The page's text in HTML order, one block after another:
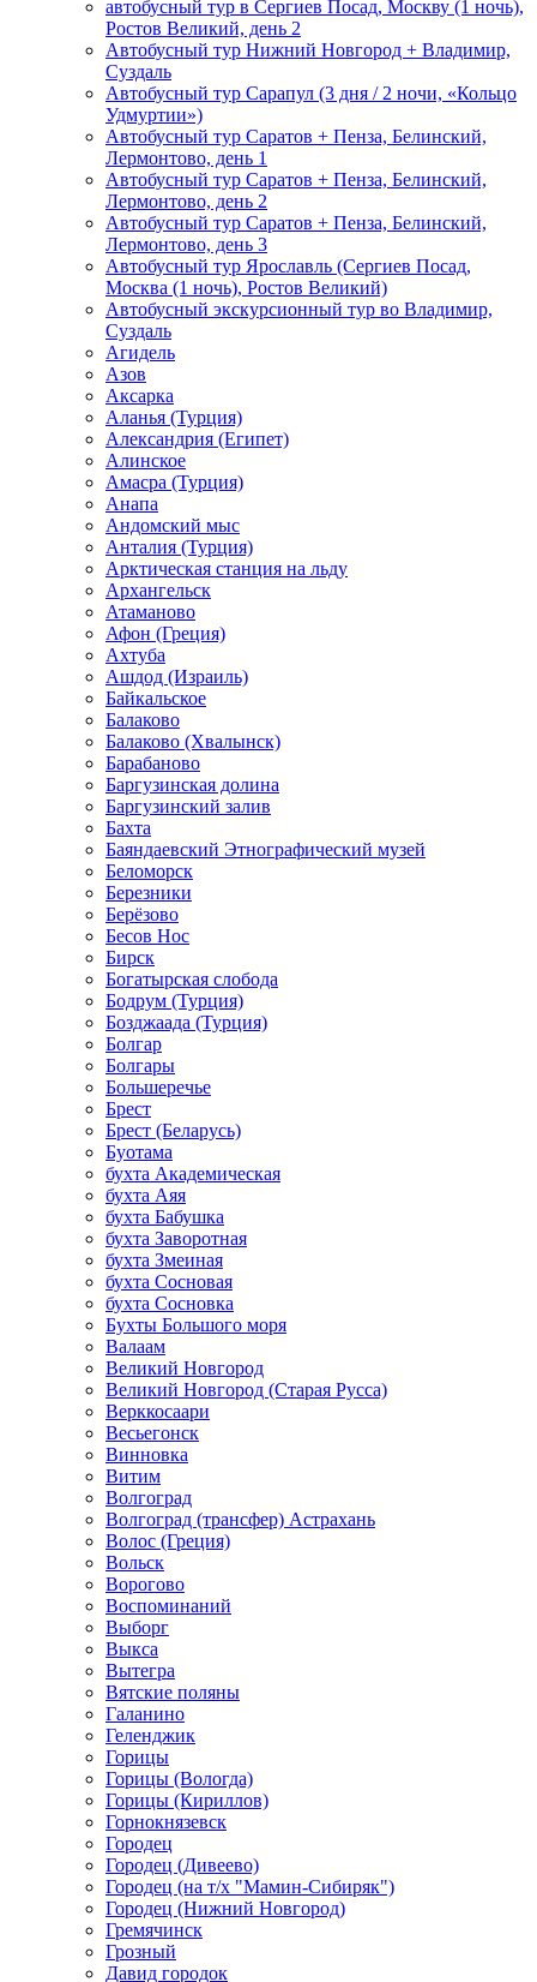
автобусный тур в Сергиев Посад, Москву (1 ночь),
Ростов Великий, день 2
Автобусный тур Нижний Новгород + Владимир,
Суздаль
Автобусный тур Сарапул (3 дня / 2 ночи, «Кольцо
Удмуртии»)
Автобусный тур Саратов + Пенза, Белинский,
Лермонтово, день 1
Автобусный тур Саратов + Пенза, Белинский,
Лермонтово, день 2
Автобусный тур Саратов + Пенза, Белинский,
Лермонтово, день 3
Автобусный тур Ярославль (Сергиев Посад,
Москва (1 ночь), Ростов Великий)
Автобусный экскурсионный тур во Владимир,
Суздаль
Агидель
Азов
Аксарка
Аланья (Турция)
Александрия (Египет)
Алинское
Амасра (Турция)
Анапа
Андомский мыс
Анталия (Турция)
Арктическая станция на льду
Архангельск
Атаманово
Афон (Греция)
Ахтуба
Ашдод (Израиль)
Байкальское
Балаково
Балаково (Хвалынск)
Барабаново
Баргузинская долина
Баргузинский залив
Бахта
Баяндаевский Этнографический музей
Беломорск
Березники
Берёзово
Бесов Нос
Бирск
Богатырская слобода
Бодрум (Турция)
Бозджаада (Турция)
Болгар
Болгары
Большеречье
Брест
Брест (Беларусь)
Буотама
бухта Академическая
бухта Аяя
бухта Бабушка
бухта Заворотная
бухта Змеиная
бухта Сосновая
бухта Сосновка
Бухты Большого моря
Валаам
Великий Новгород
Великий Новгород (Старая Русса)
Верккосаари
Весьегонск
Винновка
Витим
Волгоград
Волгоград (трансфер) Астрахань
Волос (Греция)
Вольск
Ворогово
Воспоминаний
Выборг
Выкса
Вытегра
Вятские поляны
Галанино
Геленджик
Горицы
Горицы (Вологда)
Горицы (Кириллов)
Горнокнязевск
Городец
Городец (Дивеево)
Городец (на т/х "Мамин-Сибиряк")
Городец (Нижний Новгород)
Гремячинск
Грозный
Давид городок